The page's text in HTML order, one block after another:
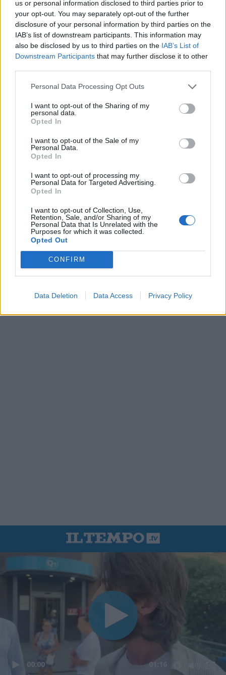
us or personal information disclosed to third parties prior to
your opt-out. You may separately opt-out of the further
disclosure of your personal information by third parties on the
IAB’s list of downstream participants. This information may
also be disclosed by us to third parties on the IAB’s List of
Downstream Participants that may further disclose it to other
Personal Data Processing Opt Outs
I want to opt-out of the Sharing of my
personal data.
Opted In
I want to opt-out of the Sale of my
Personal Data.
Opted In
I want to opt-out of processing my
Personal Data for Targeted Advertising.
Opted In
I want to opt-out of Collection, Use,
Retention, Sale, and/or Sharing of my
Personal Data that Is Unrelated with the
Purposes for which it was collected.
Opted Out
CONFIRM
Data Deletion Data Access Privacy Policy
In evidenza
00:00 01:16